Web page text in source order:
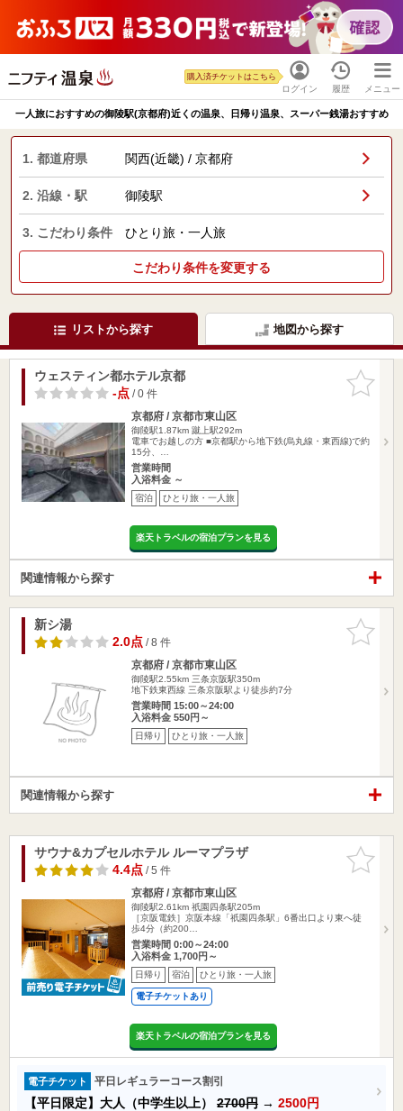
ログイン
購入済チケットはこちら
履歴 メニュー
一人旅におすすめの御陵駅(京都府)近くの温泉、日帰り温泉、スーパー銭湯おすすめ
1. 都道府県 関西(近畿) / 京都府
2. 沿線・駅 御陵駅
3. こだわり条件 ひとり旅・一人旅
こだわり条件を変更する
リストから探す 地図から探す
お気に入
りに追加
ウェスティン都ホテル京都
-点/ 0 件
京都府 / 京都市東山区
御陵駅1.87km 蹴上駅292m
電車でお越しの方 ■京都駅から地下鉄(烏丸線・東西線)で約
15分、…
営業時間
入浴料金 ～
宿泊 ひとり旅・一人旅
楽天トラベルの宿泊プランを見る
関連情報から探す
お気に入
りに追加
新シ湯
2.0点/ 8 件
京都府 / 京都市東山区
御陵駅2.55km 三条京阪駅350m
地下鉄東西線 三条京阪駅より徒歩約7分
営業時間 15:00～24:00
入浴料金 550円～
日帰り ひとり旅・一人旅
関連情報から探す
お気に入
りに追加
サウナ&カプセルホテル ルーマプラザ
4.4点/ 5 件
京都府 / 京都市東山区
御陵駅2.61km 祇園四条駅205m
［京阪電鉄］京阪本線「祇園四条駅」6番出口より東へ徒
歩4分（約200…
営業時間 0:00～24:00
入浴料金 1,700円～
日帰り 宿泊 ひとり旅・一人旅
電子チケットあり
楽天トラベルの宿泊プランを見る
電子チケット 平日レギュラーコース割引
【平日限定】大人（中学生以上） 2700円 → 2500円